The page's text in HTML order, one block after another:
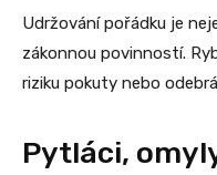
Udržování pořádku je
zákonnou povinností.
riziku pokuty nebo
Pytláci,